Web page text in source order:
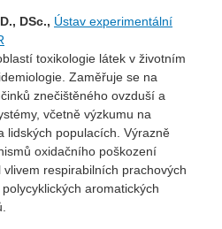
DSc., Ústav experimentální
toxikologie látek v životním
Zaměřuje se na
znečištěného ovzduší a
včetně výzkumu na
lidských populacích. Výrazně
oxidačního poškození
respirabilních prachových
aromatických